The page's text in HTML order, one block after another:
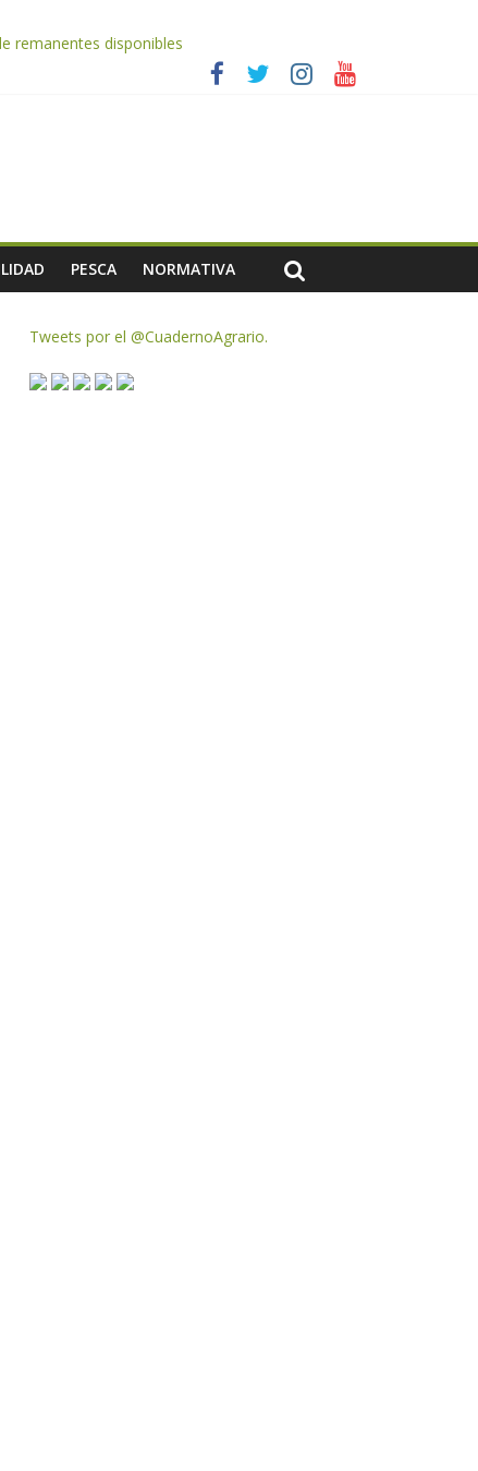
remanentes disponibles
la seguridad y la transparencia del sector
meteorológicas y la incertidumbre en los precios
PESCA NORMATIVA
Tweets por el @CuadernoAgrario.